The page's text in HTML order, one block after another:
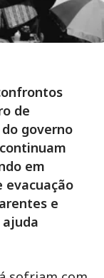
de
governo
em
evacuação
e